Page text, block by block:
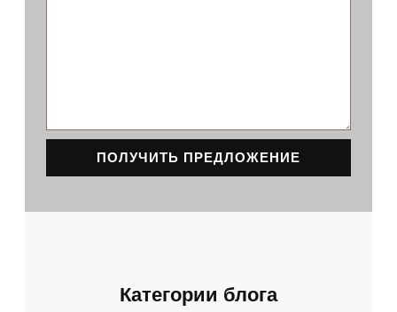
ПОЛУЧИТЬ ПРЕДЛОЖЕНИЕ
Категории блога